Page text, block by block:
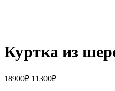
Куртка из
18900₽ 11300₽